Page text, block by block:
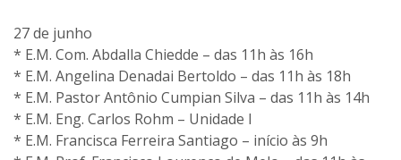
27 de junho
* E.M. Com. Abdalla Chiedde – das 11h às 16h
* E.M. Angelina Denadai Bertoldo – das 11h às 18h
* E.M. Pastor Antônio Cumpian Silva – das 11h às 14h
* E.M. Eng. Carlos Rohm – Unidade I
* E.M. Francisca Ferreira Santiago – início às 9h